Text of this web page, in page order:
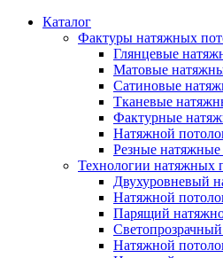
Каталог
Фактуры натяжных
Глянцевые
Матовые
Сатиновые
Тканевые
Фактурные
Натяжной
Резные натяжные
Технологии натяжных
Двухуровневый
Натяжной
Парящий
Натяжной